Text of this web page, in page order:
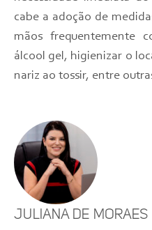
cabe a adoção de
mãos frequentemente
álcool gel, higienizar o
nariz ao tossir, entre
Juliana de